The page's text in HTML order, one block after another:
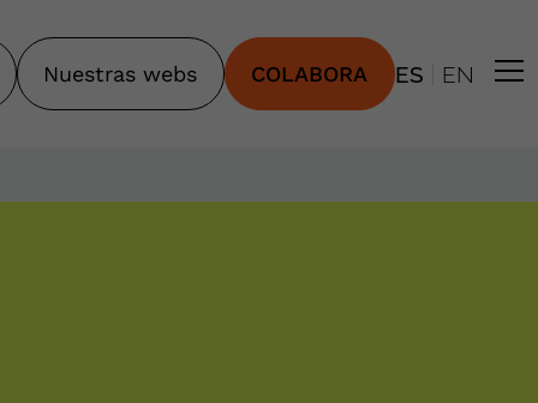
Nuestras webs COLABORA ES EN